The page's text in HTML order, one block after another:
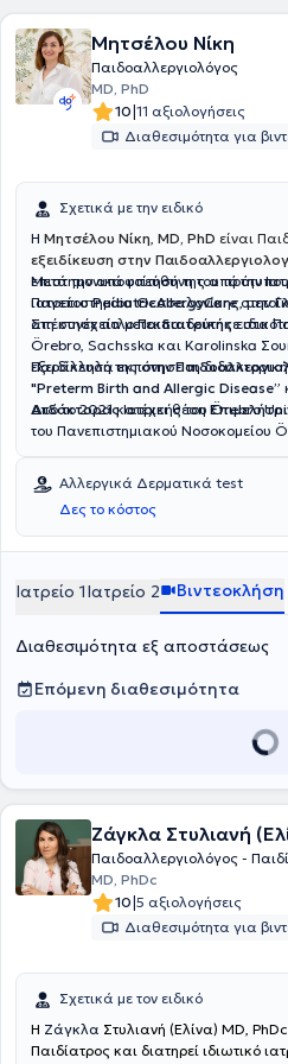
Μητσέλου Νίκη
Παιδοαλλεργιολόγος
MD, PhD
10|11 αξιολογήσεις
Διαθεσιμότητα για
Σχετικά με την ειδικό
Η Μητσέλου Νίκη, MD, PhD είναι
εξειδίκευση στην
επιστημονικά υπεύθυνη του
ιατρείουPediatricAllergyCareστην
Μετά την αποφοίτησή της από την
Πανεπιστημίου Θεσσαλονίκης,
απέκτησε τίτλοΠαιδιατρικής
Στη συνέχεια μετεκπαιδεύτηκε στα
Örebro, Sachsska και Karolinska
εξειδίκευσή της στην
Παράλληλα εκπόνησε τη
"Preterm Birth and Allergic Disease”
ΔιδάκτοραςΙατρικής του Örebro
Από το 2021 κατέχει θέση
του Πανεπιστημιακού Νοσοκομείου
Αλλεργικά Δερματικά test
Δες το κόστος
Ιατρείο 1Ιατρείο 2 Βιντεοκλήση
Διαθεσιμότητα εξ αποστάσεως
Επόμενη διαθεσιμότητα
Ζάγκλα Στυλιανή
Παιδοαλλεργιολόγος -
MD, PhDc
10|5 αξιολογήσεις
Διαθεσιμότητα για
Σχετικά με τον ειδικό
Η Ζάγκλα Στυλιανή (Ελίνα) MD,
Παιδίατρος και διατηρεί ιδιωτικό